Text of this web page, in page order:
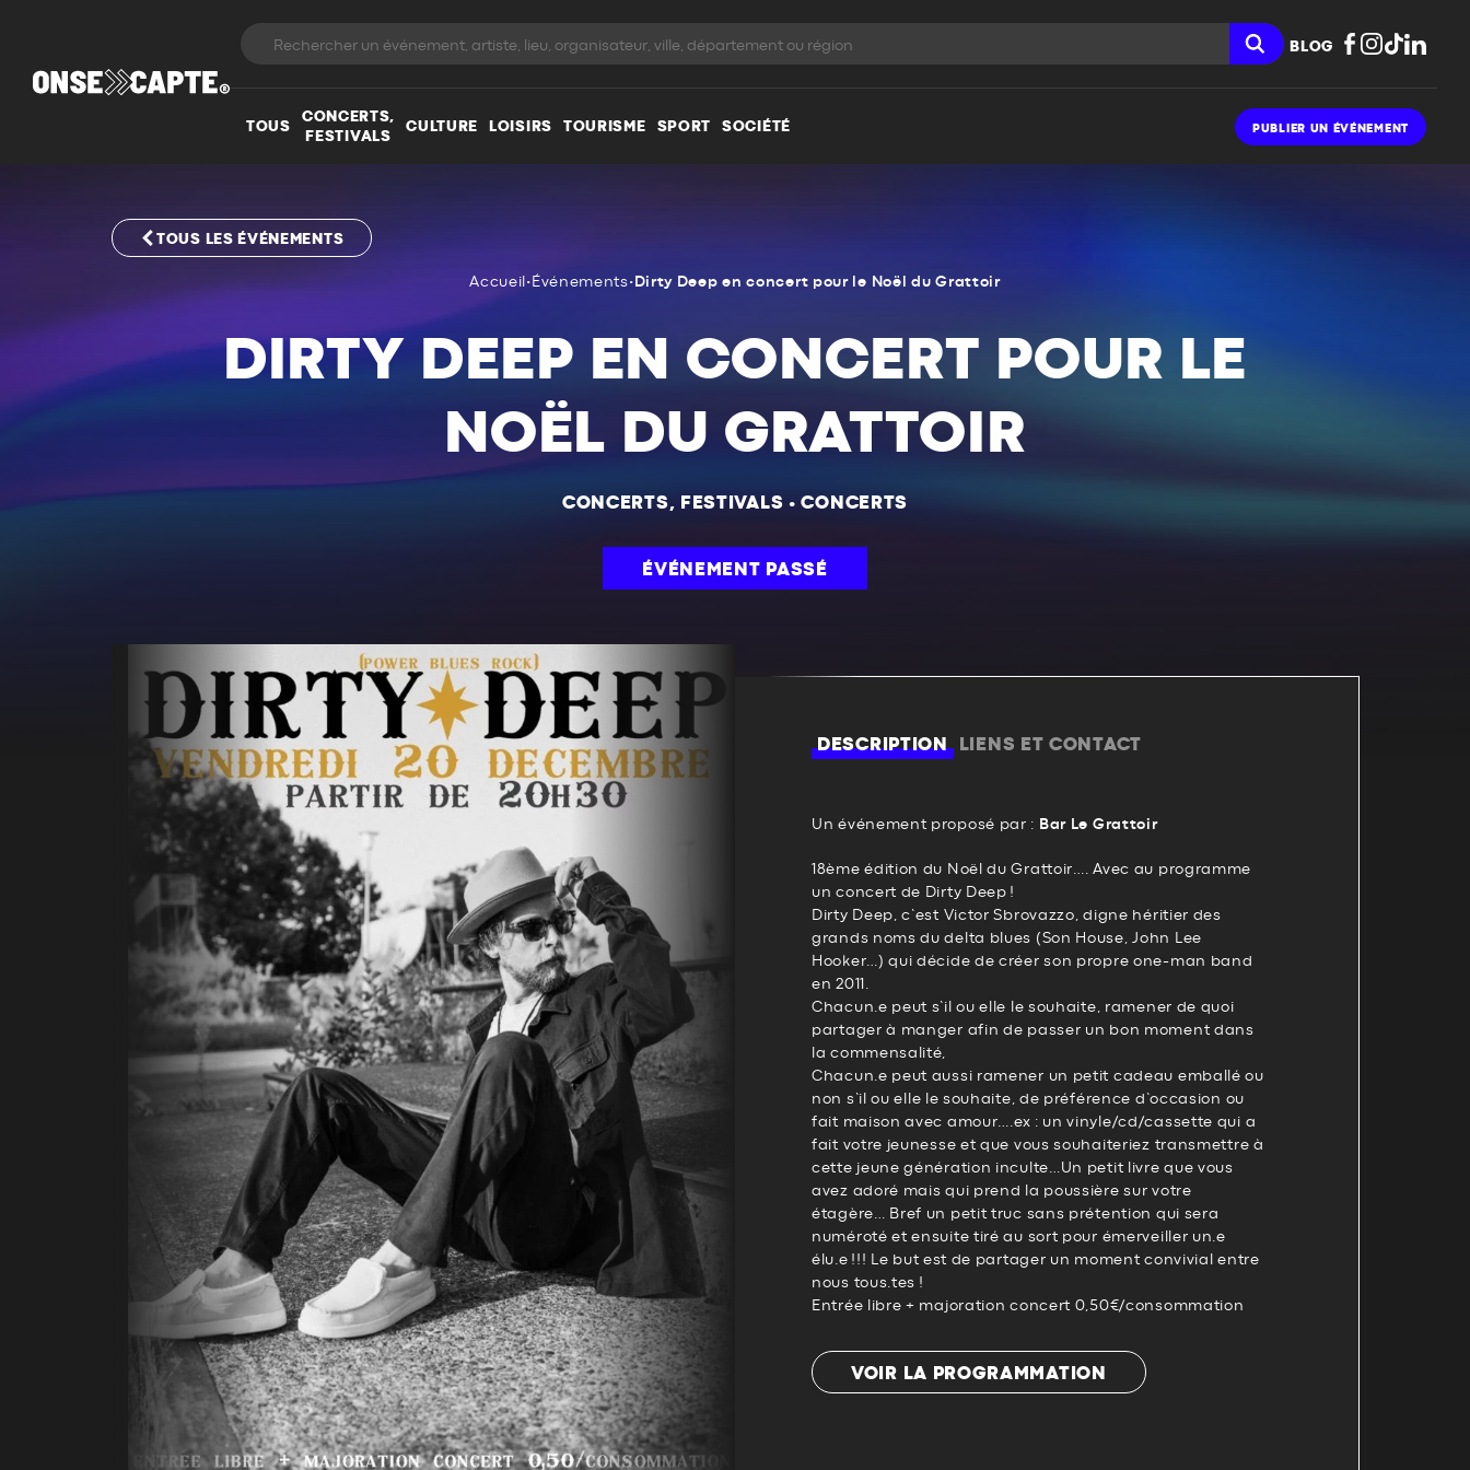
BLOG
TOUS
CONCERTS,
FESTIVALS
CULTURE LOISIRS TOURISME SPORT SOCIÉTÉ PUBLIER UN ÉVÉNEMENT
TOUS LES ÉVÉNEMENTS
Accueil • Événements• Dirty Deep en concert pour le Noël du Grattoir
DIRTY DEEP EN CONCERT POUR LE
NOËL DU GRATTOIR
CONCERTS, FESTIVALS •CONCERTS
ÉVÉNEMENT PASSÉ
DESCRIPTION LIENS ET CONTACT
Un événement proposé par : Bar Le Grattoir
18ème édition du Noël du Grattoir…. Avec au programme
un concert de Dirty Deep !
Dirty Deep, c’est Victor Sbrovazzo, digne héritier des
grands noms du delta blues (Son House, John Lee
Hooker…) qui décide de créer son propre one-man band
en 2011.
Chacun.e peut s’il ou elle le souhaite, ramener de quoi
partager à manger afin de passer un bon moment dans
la commensalité,
Chacun.e peut aussi ramener un petit cadeau emballé ou
non s’il ou elle le souhaite, de préférence d’occasion ou
fait maison avec amour….ex : un vinyle/cd/cassette qui a
fait votre jeunesse et que vous souhaiteriez transmettre à
cette jeune génération inculte…Un petit livre que vous
avez adoré mais qui prend la poussière sur votre
étagère… Bref un petit truc sans prétention qui sera
numéroté et ensuite tiré au sort pour émerveiller un.e
élu.e !!! Le but est de partager un moment convivial entre
nous tous.tes !
Entrée libre + majoration concert 0,50€/consommation
VOIR LA PROGRAMMATION